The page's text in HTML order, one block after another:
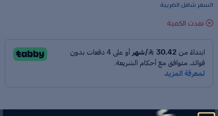
السعر شامل الضريبة
نفدت الكمية
رقم الموديل